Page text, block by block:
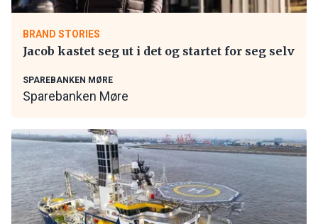
BRAND STORIES
Jacob kastet seg ut i det og startet for seg selv
SPAREBANKEN MØRE
Sparebanken Møre